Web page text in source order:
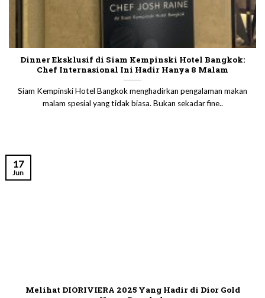
Dinner Eksklusif di Siam Kempinski Hotel Bangkok:
Chef Internasional Ini Hadir Hanya 8 Malam
Siam Kempinski Hotel Bangkok menghadirkan pengalaman makan
malam spesial yang tidak biasa. Bukan sekadar fine..
Melihat DIORIVIERA 2025 Yang Hadir di Dior Gold
17
Jun